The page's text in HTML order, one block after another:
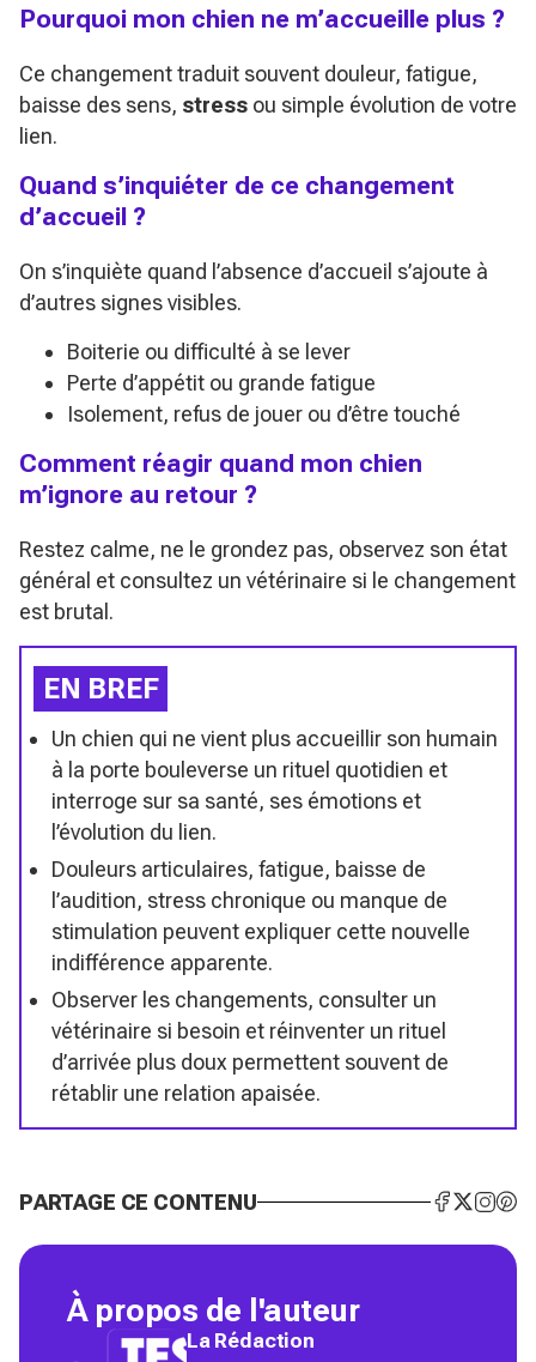
Pourquoi mon chien ne m’accueille plus ?
Ce changement traduit souvent douleur, fatigue,
baisse des sens, stress ou simple évolution de votre
lien.
Quand s’inquiéter de ce changement
d’accueil ?
On s’inquiète quand l’absence d’accueil s’ajoute à
d’autres signes visibles.
Boiterie ou difficulté à se lever
Perte d’appétit ou grande fatigue
Isolement, refus de jouer ou d’être touché
Comment réagir quand mon chien
m’ignore au retour ?
Restez calme, ne le grondez pas, observez son état
général et consultez un vétérinaire si le changement
est brutal.
EN BREF
Un chien qui ne vient plus accueillir son humain
à la porte bouleverse un rituel quotidien et
interroge sur sa santé, ses émotions et
l’évolution du lien.
Douleurs articulaires, fatigue, baisse de
l’audition, stress chronique ou manque de
stimulation peuvent expliquer cette nouvelle
indifférence apparente.
Observer les changements, consulter un
vétérinaire si besoin et réinventer un rituel
d’arrivée plus doux permettent souvent de
rétablir une relation apaisée.
PARTAGE CE CONTENU
À propos de l'auteur
La Rédaction